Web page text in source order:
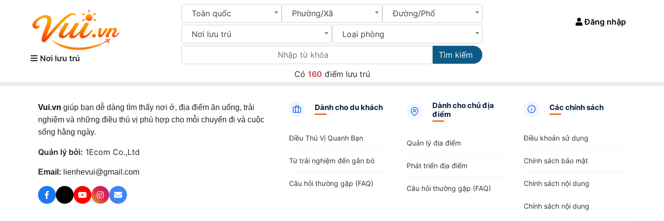
Nơi lưu trú
Toàn quốc Phường/Xã Đường/Phố
Nơi lưu trú Loại phòng
Tìm kiếm
Đăng nhập
Có 160 điểm lưu trú
Vui.vn giúp bạn dễ dàng tìm thấy nơi ở, địa điểm ăn uống, trải
nghiệm và những điều thú vị phù hợp cho mỗi chuyến đi và cuộc
sống hằng ngày.
Quản lý bởi: 1Ecom Co.,Ltd
Email: lienhevui@gmail.com
Dành cho du khách
Điều Thú Vị Quanh Bạn
Từ trải nghiệm đến gắn bó
Câu hỏi thường gặp (FAQ)
Dành cho chủ địa
điểm
Quản lý địa điểm
Phát triển địa điểm
Câu hỏi thường gặp (FAQ)
Các chính sách
Điều khoản sử dụng
Chính sách bảo mật
Chính sách nội dung
Chính sách nội dung